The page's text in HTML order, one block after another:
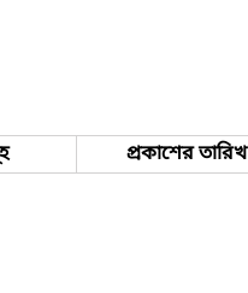
প্রকাশের তারিখ